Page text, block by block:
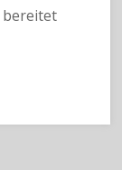
bereitet